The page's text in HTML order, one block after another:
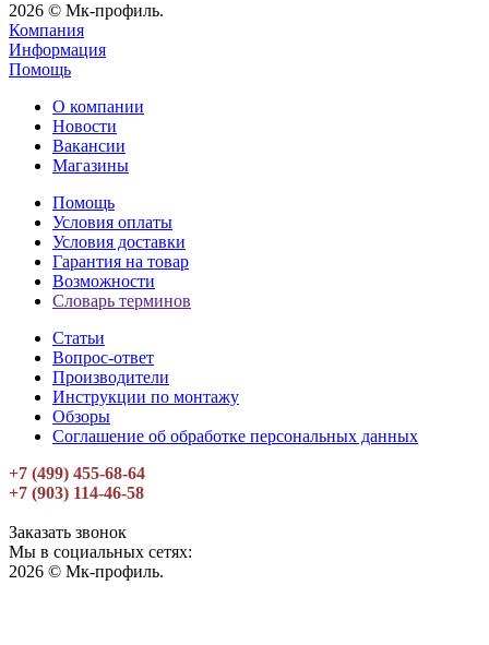
2026 © Мк-профиль.
Компания
Информация
Помощь
О компании
Новости
Вакансии
Магазины
Помощь
Условия оплаты
Условия доставки
Гарантия на товар
Возможности
Словарь терминов
Статьи
Вопрос-ответ
Производители
Инструкции по монтажу
Обзоры
Соглашение об обработке персональных данных
+7 (499) 455-68-64
+7 (903) 114-46-58
Заказать звонок
Мы в социальных сетях:
2026 © Мк-профиль.